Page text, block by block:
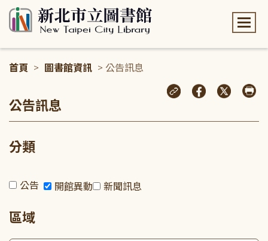
首頁 > 圖書館資訊 > 公告訊息
公告訊息
分類
公告 開館異動 新聞訊息
區域